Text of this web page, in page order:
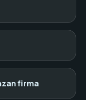
firma